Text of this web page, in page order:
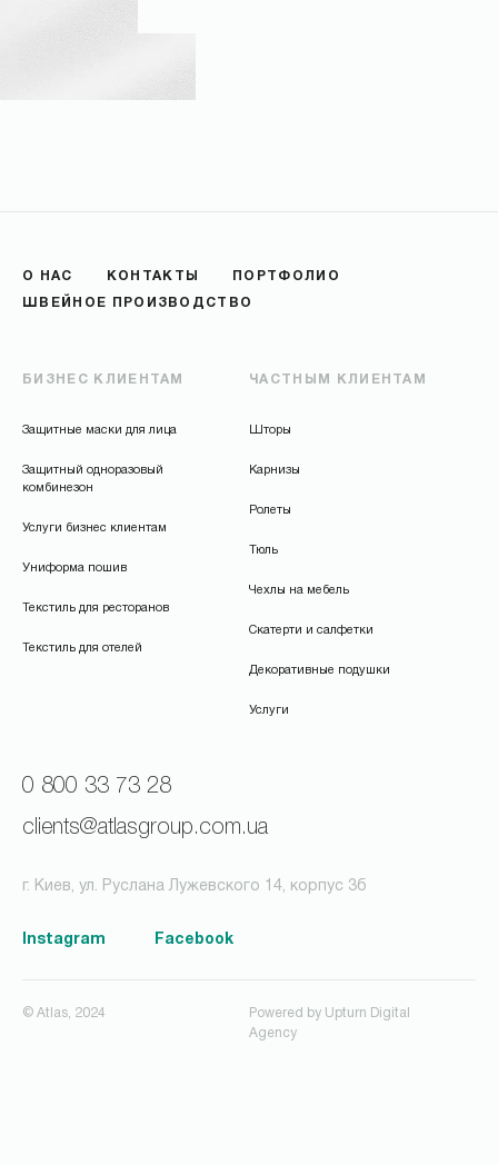
О НАС КОНТАКТЫ
ПОРТФОЛИО
ШВЕЙНОЕ ПРОИЗВОДСТВО
БИЗНЕС КЛИЕНТАМ
Защитные маски для лица
Защитный одноразовый
комбинезон
Услуги бизнес клиентам
Униформа пошив
Текстиль для ресторанов
Текстиль для отелей
ЧАСТНЫМ КЛИЕНТАМ
Шторы
Карнизы
Ролеты
Тюль
Чехлы на мебель
Скатерти и салфетки
Декоративные подушки
Услуги
0 800 33 73 28
clients@atlasgroup.com.ua
г. Киев, ул. Руслана Лужевского 14, корпус 3б
Instagram Facebook
© Atlas, 2024 Powered by Upturn Digital
Agency